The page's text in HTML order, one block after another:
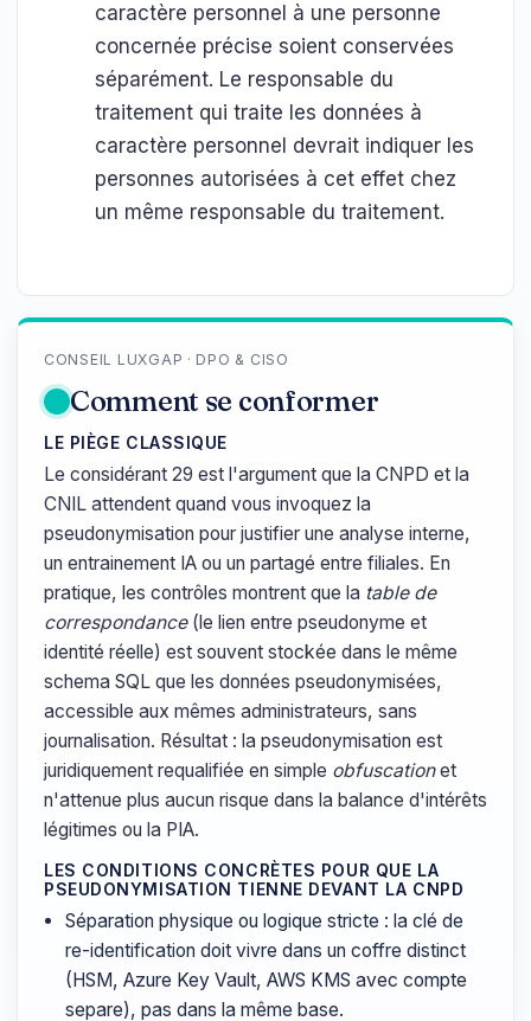
caractère personnel à une personne
concernée précise soient conservées
séparément. Le responsable du
traitement qui traite les données à
caractère personnel devrait indiquer les
personnes autorisées à cet effet chez
un même responsable du traitement.
CONSEIL LUXGAP · DPO & CISO
Comment se conformer
LE PIÈGE CLASSIQUE
Le considérant 29 est l'argument que la CNPD et la
CNIL attendent quand vous invoquez la
pseudonymisation pour justifier une analyse interne,
un entrainement IA ou un partagé entre filiales. En
pratique, les contrôles montrent que la table de
correspondance(le lien entre pseudonyme et
identité réelle) est souvent stockée dans le même
schema SQL que les données pseudonymisées,
accessible aux mêmes administrateurs, sans
journalisation. Résultat : la pseudonymisation est
juridiquement requalifiée en simple obfuscationet
n'attenue plus aucun risque dans la balance d'intérêts
légitimes ou la PIA.
LES CONDITIONS CONCRÈTES POUR QUE LA
PSEUDONYMISATION TIENNE DEVANT LA CNPD
Séparation physique ou logique stricte : la clé de
re-identification doit vivre dans un coffre distinct
(HSM, Azure Key Vault, AWS KMS avec compte
separe), pas dans la même base.